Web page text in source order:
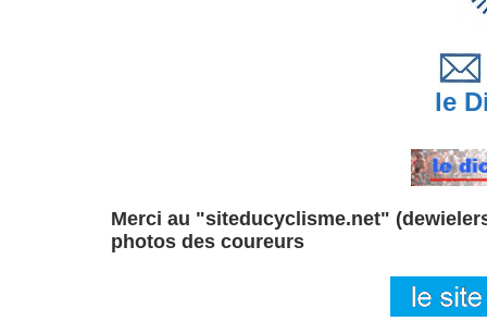
le
Merci au "siteducyclisme.net"
photos des coureurs